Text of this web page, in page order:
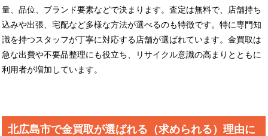
量、品位、ブランド要素などで決まります。査定は無料で、店舗持ち
込みや出張、宅配など多様な方法が選べるのも特徴です。特に専門知
識を持つスタッフが丁寧に対応する店舗が選ばれています。金買取は
急な出費や不要品整理にも役立ち、リサイクル意識の高まりとともに
利用者が増加しています。
北広島市で金買取が選ばれる（求められる）理由に